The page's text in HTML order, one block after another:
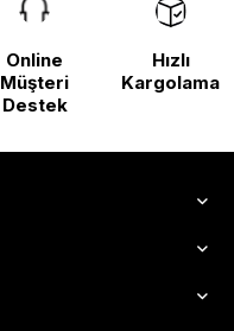
Online
Müşteri
Destek
Hızlı
Kargolama